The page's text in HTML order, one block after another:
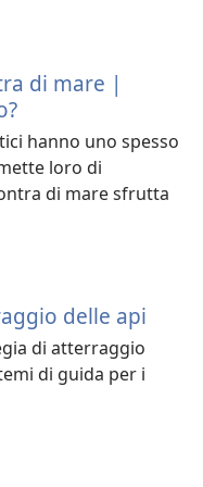
di mare |
hanno uno spesso
loro di
di mare sfrutta
delle api
di atterraggio
di guida per i